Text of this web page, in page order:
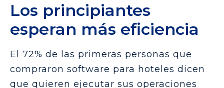
Los principiantes
esperan más eficiencia
El 72% de las primeras personas que
compraron software para hoteles dicen
que quieren ejecutar sus operaciones